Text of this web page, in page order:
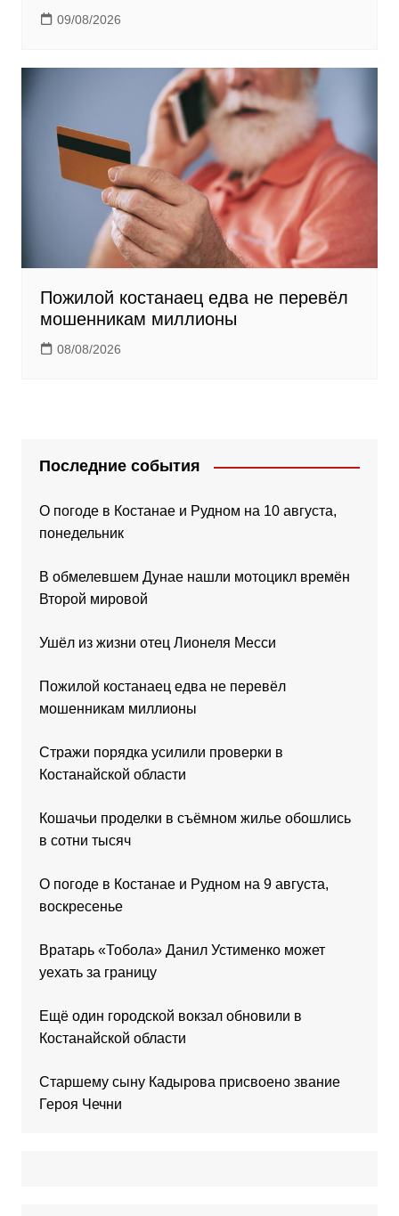
09/08/2026
Пожилой костанаец едва не перевёл
мошенникам миллионы
08/08/2026
Последние события
О погоде в Костанае и Рудном на 10 августа,
понедельник
В обмелевшем Дунае нашли мотоцикл времён
Второй мировой
Ушёл из жизни отец Лионеля Месси
Пожилой костанаец едва не перевёл
мошенникам миллионы
Стражи порядка усилили проверки в
Костанайской области
Кошачьи проделки в съёмном жилье обошлись
в сотни тысяч
О погоде в Костанае и Рудном на 9 августа,
воскресенье
Вратарь «Тобола» Данил Устименко может
уехать за границу
Ещё один городской вокзал обновили в
Костанайской области
Старшему сыну Кадырова присвоено звание
Героя Чечни